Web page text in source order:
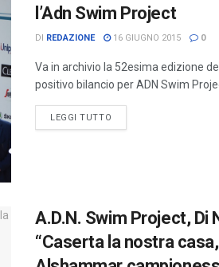
l’Adn Swim Project
DI REDAZIONE 16 GIUGNO 2015 0
Va in archivio la 52esima edizione
positivo bilancio per ADN Swim
LEGGI TUTTO
A.D.N. Swim Project, Di
“Caserta la nostra